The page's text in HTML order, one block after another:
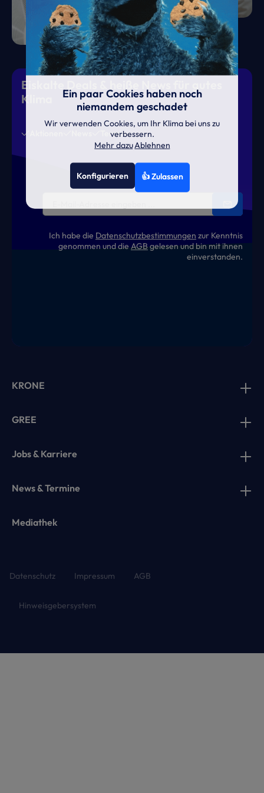
Eiskalte Deals & heiße News für gutes
Klima
Termine
Ich habe die Datenschutzbestimmungen zur Kenntnis
genommen und die AGB gelesen und bin mit ihnen
einverstanden.
KRONE
GREE
Jobs & Karriere
News & Termine
Mediathek
Datenschutz Impressum AGB
Hinweisgebersystem
Ein paar Cookies haben noch
niemandem geschadet
Wir verwenden Cookies, um Ihr Klima bei uns zu
verbessern.
Mehr dazuAblehnen
Konfigurieren 👍 Zulassen